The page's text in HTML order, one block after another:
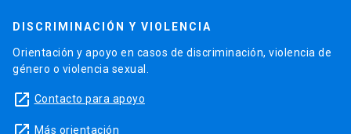
DISCRIMINACIÓN Y VIOLENCIA
Orientación y apoyo en casos de discriminación, violencia de
género o violencia sexual.
launch Contacto para apoyo
Más orientación